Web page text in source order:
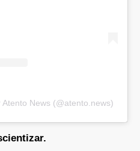
News (@atento.news)